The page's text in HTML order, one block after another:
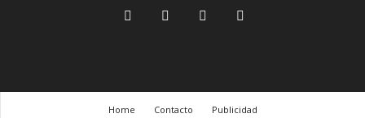
Home Contacto Publicidad